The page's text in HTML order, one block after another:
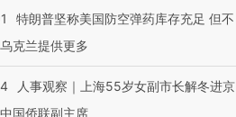
特朗普坚称美国防空弹药库存充足 但不
克兰提供更多
人事观察｜上海55岁女副市长解冬进京
国侨联副主席